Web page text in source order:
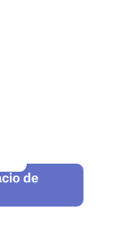
de